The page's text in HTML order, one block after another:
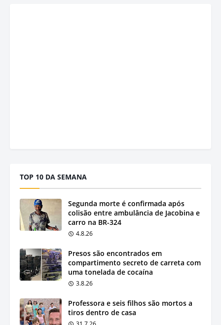
TOP 10 DA SEMANA
Segunda morte é confirmada após
colisão entre ambulância de Jacobina e
carro na BR-324
4.8.26
Presos são encontrados em
compartimento secreto de carreta com
uma tonelada de cocaína
3.8.26
Professora e seis filhos são mortos a
tiros dentro de casa